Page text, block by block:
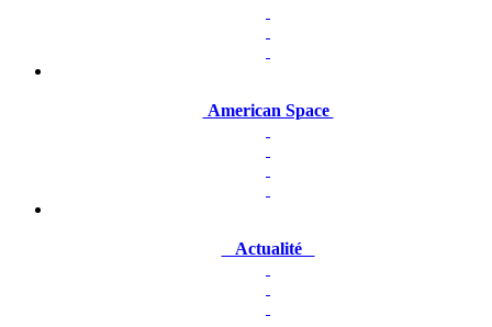
American Space
Actualité